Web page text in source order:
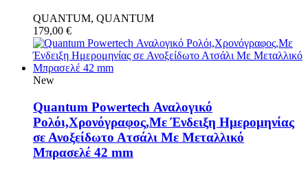
QUANTUM, QUANTUM
179,00 €
New
Quantum Powertech Αναλογικό
Ρολόι,Χρονόγραφος,Με Ένδειξη Ημερομηνίας
σε Ανοξείδωτο Ατσάλι Με Μεταλλικό
Μπρασελέ 42 mm